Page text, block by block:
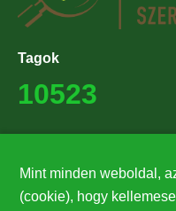
Tagok
10523
27224
Mint minden weboldal,
(cookie), hogy